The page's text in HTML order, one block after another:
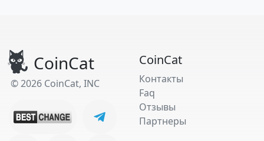
CoinCat
© 2026 CoinCat, INC
CoinCat
Контакты
Faq
Отзывы
Партнеры